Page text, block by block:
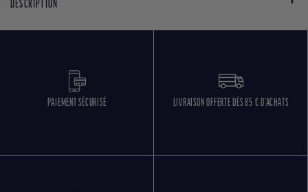
DESCRIPTION
PAIEMENT SÉCURISÉ LIVRAISON OFFERTE DÈS 85 € D'ACHATS